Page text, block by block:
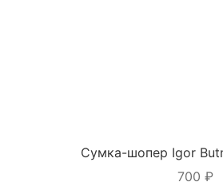
Сумка-шопер Igor
700 ₽